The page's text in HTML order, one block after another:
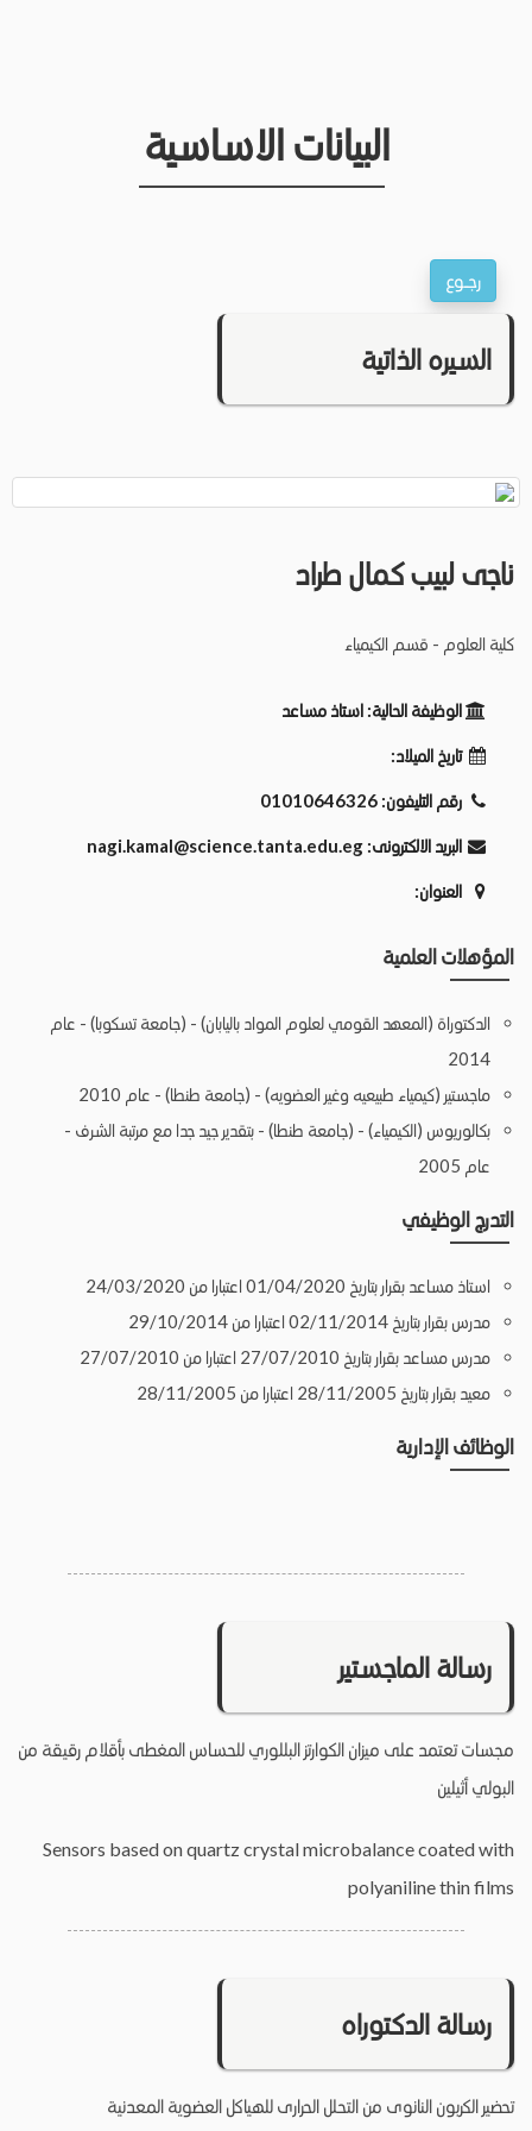
البيانات الاساسية
السيره الذاتية
ناجى لبيب كمال طراد
كلية العلوم - قسم الكيمياء
الوظيفة الحالية: استاذ مساعد
تاريخ الميلاد:
رقم التليفون: 01010646326
البريد الالكترونى: nagi.kamal@science.tanta.edu.eg
العنوان:
المؤهلات العلمية
الدكتوراة (المعهد القومي لعلوم المواد باليابان) - (جامعة تسكوبا) - عام
2014
ماجستير (كيمياء طبيعيه وغير العضويه) - (جامعة طنطا) - عام 2010
بكالوريوس (الكيمياء) - (جامعة طنطا) - بتقدير جيد جدا مع مرتبة الشرف -
عام 2005
التدرج الوظيفي
استاذ مساعد بقرار بتاريخ 01/04/2020 اعتبارا من 24/03/2020
مدرس بقرار بتاريخ 02/11/2014 اعتبارا من 29/10/2014
مدرس مساعد بقرار بتاريخ 27/07/2010 اعتبارا من 27/07/2010
معيد بقرار بتاريخ 28/11/2005 اعتبارا من 28/11/2005
الوظائف الإدارية
رسالة الماجستير
مجسات تعتمد على ميزان الكوارتز البللوري للحساس المغطى بأقلام رقيقة من
البولي أثيلين
Sensors based on quartz crystal microbalance coated with
polyaniline thin films
رسالة الدكتوراه
تحضير الكربون النانوى من التحلل الحرارى للهياكل العضوية المعدنية